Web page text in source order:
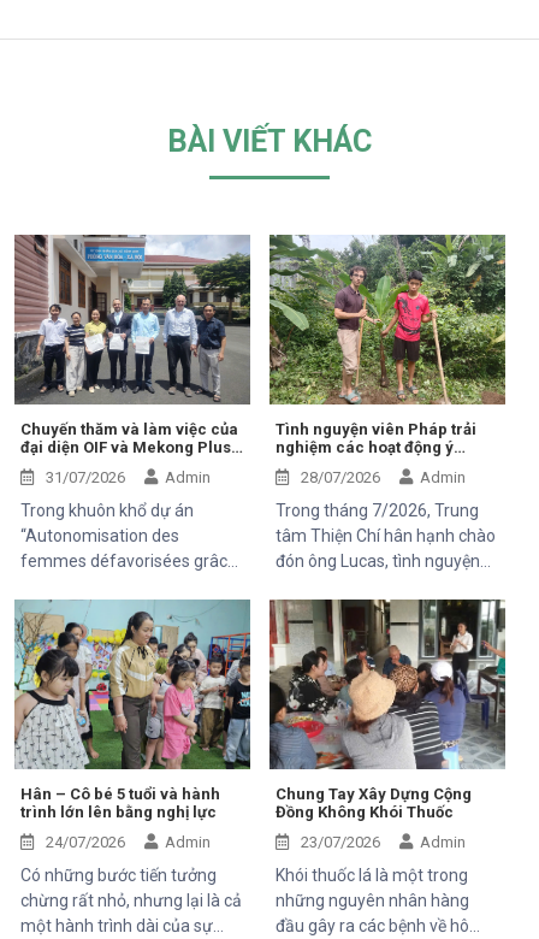
BÀI VIẾT KHÁC
Chuyến thăm và làm việc của
đại diện OIF và Mekong Plus
tại cộng đồng dự án
31/07/2026 Admin
Trong khuôn khổ dự án
“Autonomisation des
femmes défavorisées grâce
économique et à l'accès aux
soins de santé 2025–2028”,
Trung tâm Thiện Chí vinh dự
đón tiếp ông Kaloyan Kolev,
đại diện đơn vị tài trợ
Organisation internationale
de la Francophonie (OIF), và
ông Bernard Kervyn, đại diện
Mekong Plus, trong chuyến
công tác tại xã Tánh Linh, Bắc
Ruộng và Hàm Kiệm, tỉnh
Lâm Đồng.
Tình nguyện viên Pháp trải
nghiệm các hoạt động ý
nghĩa tại Trung tâm Thiện Chí
28/07/2026 Admin
Trong tháng 7/2026, Trung
tâm Thiện Chí hân hạnh chào
đón ông Lucas, tình nguyện
chuyến thăm và trải nghiệm
các hoạt động của dự án do
Mekong Plus tài trợ tại địa
phương.
Hân – Cô bé 5 tuổi và hành
trình lớn lên bằng nghị lực
24/07/2026
Admin
Có những bước tiến tưởng
chừng rất nhỏ, nhưng lại là cả
một hành trình dài của sự
Chung Tay Xây Dựng Cộng
Đồng Không Khói Thuốc
23/07/2026
Admin
Khói thuốc lá là một trong
những nguyên nhân hàng
đầu gây ra các bệnh về hô